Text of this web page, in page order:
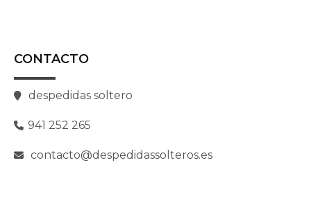
CONTACTO
despedidas soltero
941 252 265
contacto@despedidassolteros.es